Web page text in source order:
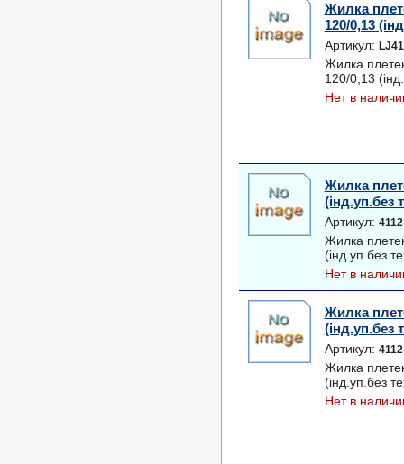
Жилка
120/0,13
Артикул:
Жилка
120/0,13
Нет в
Жилка
(інд.уп.без
Артикул:
Жилка
(інд.уп.без
Нет в
Жилка
(інд.уп.без
Артикул:
Жилка
(інд.уп.без
Нет в